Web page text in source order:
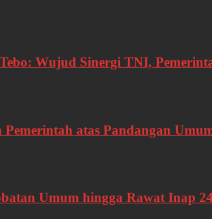
Wujud Sinergi TNI,
atas Pandangan
Umum hingga Rawat Inap